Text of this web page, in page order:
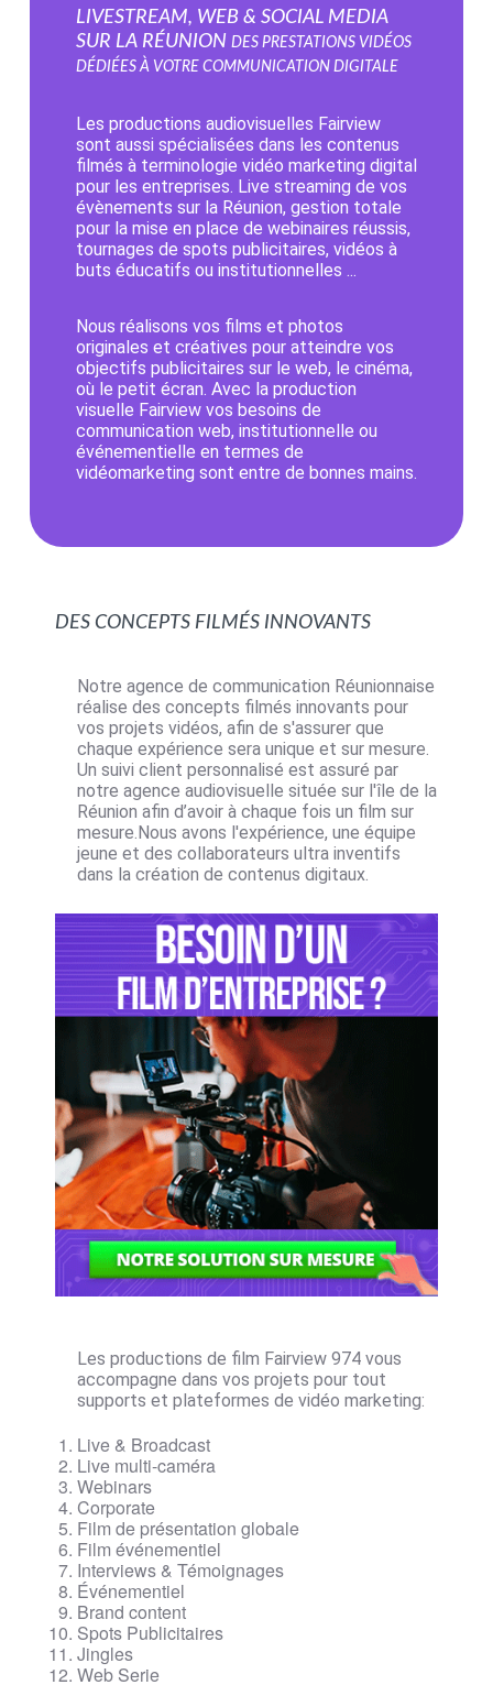
LIVESTREAM, WEB & SOCIAL MEDIA
sur la Réunion Des prestations vidéos
dédiées à votre communication digitale
Les productions audiovisuelles Fairview
sont aussi spécialisées dans les contenus
filmés à terminologie vidéo marketing digital
pour les entreprises. Live streaming de vos
évènements sur la Réunion, gestion totale
pour la mise en place de webinaires réussis,
tournages de spots publicitaires, vidéos à
buts éducatifs ou institutionnelles ...
Nous réalisons vos films et photos
originales et créatives pour atteindre vos
objectifs publicitaires sur le web, le cinéma,
où le petit écran. Avec la production
visuelle Fairview vos besoins de
communication web, institutionnelle ou
événementielle en termes de
vidéomarketing sont entre de bonnes mains.
Des concepts filmés innovants
Notre agence de communication Réunionnaise
réalise des concepts filmés innovants pour
vos projets vidéos, afin de s'assurer que
chaque expérience sera unique et sur mesure.
Un suivi client personnalisé est assuré par
notre agence audiovisuelle située sur l'île de la
Réunion afin d’avoir à chaque fois un film sur
mesure.Nous avons l'expérience, une équipe
jeune et des collaborateurs ultra inventifs
dans la création de contenus digitaux.
Les productions de film Fairview 974 vous
accompagne dans vos projets pour tout
supports et plateformes de vidéo marketing:
Live & Broadcast
Live multi-caméra
Webinars
Corporate
Film de présentation globale
Film événementiel
Interviews & Témoignages
Événementiel
Brand content
Spots Publicitaires
Jingles
Web Serie